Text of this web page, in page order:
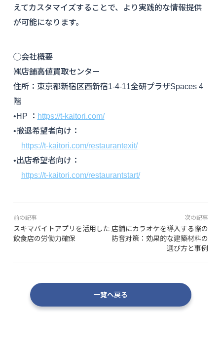
えてカスタマイズすることで、より実践的な情報提供
が可能になります。
◯会社概要
㈱店舗高値買取センター
住所：東京都新宿区西新宿1-4-11全研プラザSpaces 4
階
•HP ： https://t-kaitori.com/
•撤退希望者向け：
https://t-kaitori.com/restaurantexit/
•出店希望者向け：
https://t-kaitori.com/restaurantstart/
前の記事
スキマバイトアプリを活用した
飲食店の労働力確保
次の記事
店舗にカラオケを導入する際の
防音対策：効果的な建築材料の
選び方と事例
一覧へ戻る